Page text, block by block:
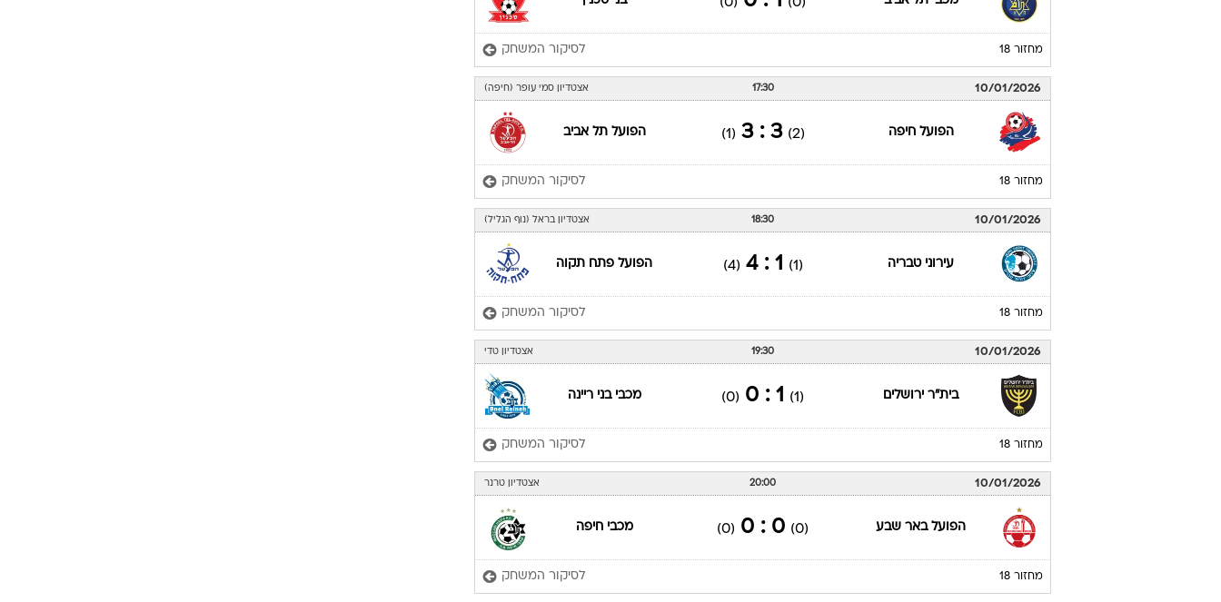
מחזור 18 לסיקור המשחק
10/01/2026
17:30 אצטדיון סמי עופר (חיפה)
הפועל חיפה (2)
3 : 3
(1) הפועל תל אביב
מחזור 18 לסיקור המשחק
10/01/2026
18:30 אצטדיון בראל (נוף הגליל)
עירוני טבריה (1)
1 : 4
(4) הפועל פתח תקוה
מחזור 18 לסיקור המשחק
10/01/2026
19:30 אצטדיון טדי
בית"ר ירושלים (1)
1 : 0
(0) מכבי בני ריינה
מחזור 18 לסיקור המשחק
10/01/2026
20:00 אצטדיון טרנר
הפועל באר שבע (0)
0 : 0
(0) מכבי חיפה
מחזור 18 לסיקור המשחק